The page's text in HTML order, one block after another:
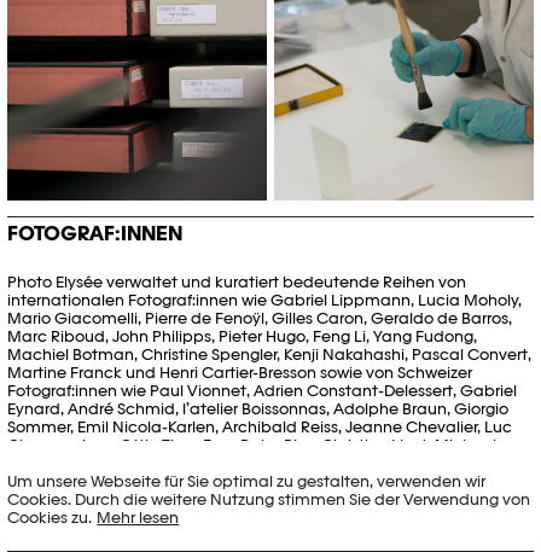
Um unsere Webseite für Sie optimal zu gestalten, verwenden wir
Cookies. Durch die weitere Nutzung stimmen Sie der Verwendung von
Cookies zu. Mehr lesen
FOTOGRAF:INNEN
Photo Elysée verwaltet und kuratiert bedeutende Reihen von
internationalen Fotograf:innen wie Gabriel Lippmann, Lucia Moholy,
Mario Giacomelli, Pierre de Fenoÿl, Gilles Caron, Geraldo de Barros,
Marc Riboud, John Philipps, Pieter Hugo, Feng Li, Yang Fudong,
Machiel Botman, Christine Spengler, Kenji Nakahashi, Pascal Convert,
Martine Franck und Henri Cartier-Bresson sowie von Schweizer
Fotograf:innen wie Paul Vionnet, Adrien Constant-Delessert, Gabriel
Eynard, André Schmid, l’atelier Boissonnas, Adolphe Braun, Giorgio
Sommer, Emil Nicola-Karlen, Archibald Reiss, Jeanne Chevalier, Luc
Chessex, Jean Otth, Theo Frey, Peter Binz, Christian Vogt, Michael von
und Christian Scholz. Das Museum beherbergt und schützt auch
wichtige Sammlungen wie einen Teil der ikonografischen Sammlung
des Kantons Waadt oder der Polaroid-Sammlung. Zudem bewahrt